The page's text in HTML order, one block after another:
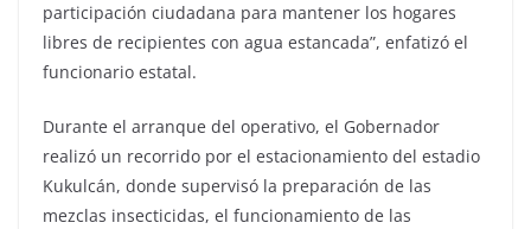
participación ciudadana para mantener los hogares
libres de recipientes con agua estancada”, enfatizó el
funcionario estatal.
Durante el arranque del operativo, el Gobernador
realizó un recorrido por el estacionamiento del estadio
Kukulcán, donde supervisó la preparación de las
mezclas insecticidas, el funcionamiento de las